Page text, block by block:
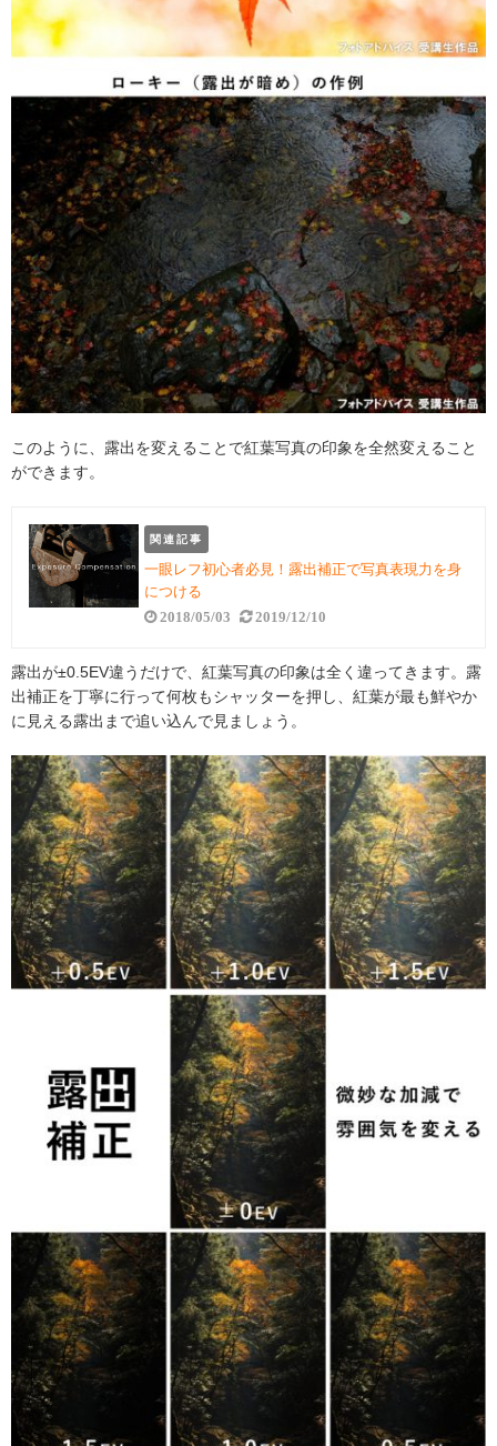
このように、露出を変えることで紅葉写真の印象を全然変えること
ができます。
関連記事
一眼レフ初心者必見！露出補正で写真表現力を身
につける
2018/05/03 2019/12/10
露出が±0.5EV違うだけで、紅葉写真の印象は全く違ってきます。露
出補正を丁寧に行って何枚もシャッターを押し、紅葉が最も鮮やか
に見える露出まで追い込んで見ましょう。